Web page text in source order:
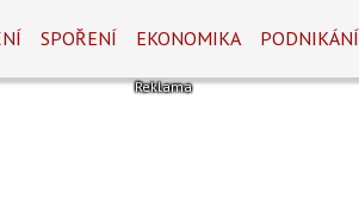
SPOŘENÍ EKONOMIKA PODNIKÁNÍ